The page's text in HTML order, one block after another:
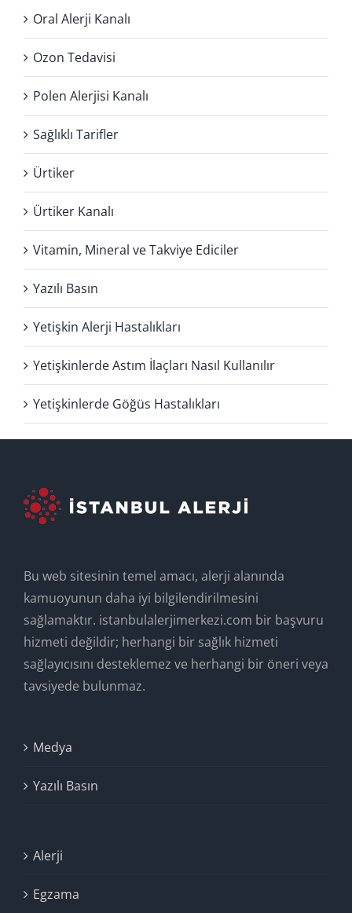
Oral Alerji Kanalı
Ozon Tedavisi
Polen Alerjisi Kanalı
Sağlıklı Tarifler
Ürtiker
Ürtiker Kanalı
Vitamin, Mineral ve Takviye Ediciler
Yazılı Basın
Yetişkin Alerji Hastalıkları
Yetişkinlerde Astım İlaçları Nasıl Kullanılır
Yetişkinlerde Göğüs Hastalıkları
Bu web sitesinin temel amacı, alerji alanında
kamuoyunun daha iyi bilgilendirilmesini
sağlamaktır. istanbulalerjimerkezi.com bir başvuru
hizmeti değildir; herhangi bir sağlık hizmeti
sağlayıcısını desteklemez ve herhangi bir öneri veya
tavsiyede bulunmaz.
Medya
Yazılı Basın
Alerji
Egzama